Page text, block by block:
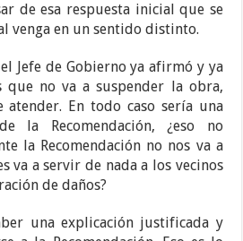
de esa respuesta inicial que se
venga en un sentido distinto.
Jefe de Gobierno ya afirmó y ya
no va a suspender la obra,
atender. En todo caso sería una
la Recomendación, ¿eso no
la Recomendación no nos va a
va a servir de nada a los vecinos
de daños?
una explicación justificada y